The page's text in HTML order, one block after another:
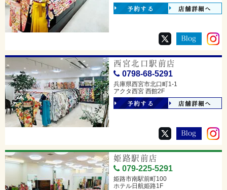
予約する 店舗詳細へ
西宮北口駅前店
0798-68-5291
兵庫県西宮市北口町1-1
アクタ西宮 西館2F
予約する 店舗詳細へ
姫路駅前店
079-225-5291
姫路市南駅前町100
ホテル日航姫路1F